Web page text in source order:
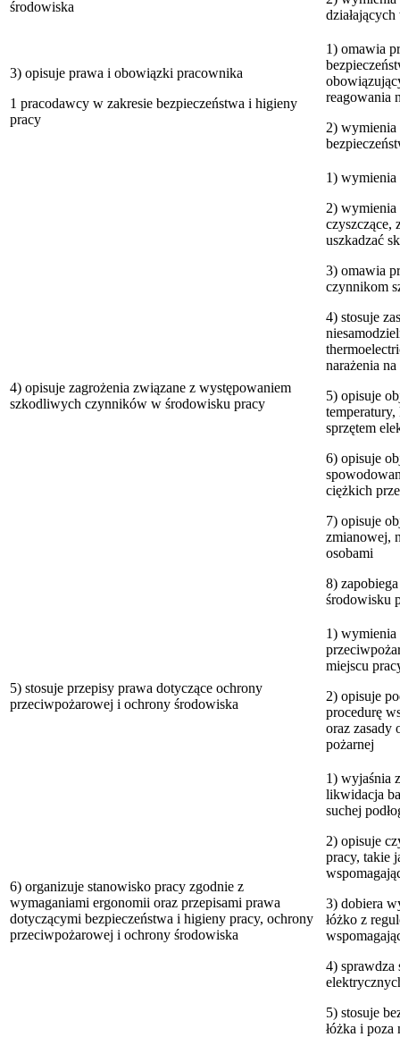
środowiska
3) opisuje prawa i obowiązki pracownika
1 pracodawcy w zakresie bezpieczeństwa i higieny
pracy
1) omawia
reagowania
2) wymienia
4) opisuje zagrożenia związane z występowaniem
szkodliwych czynników w środowisku pracy
1)
2) wymienia
czyszczące,
uszkadzać
3) omawia
czynnikom
4) stosuje
narażenia
5) opisuje
sprzętem
6) opisuje
ciężkich
7) opisuje
zmianowej,
osobami
8)
środowisku
5) stosuje przepisy prawa dotyczące ochrony
przeciwpożarowej i ochrony środowiska
1)
miejscu
2) opisuje
procedurę
oraz zasady
pożarnej
6) organizuje stanowisko pracy zgodnie z
wymaganiami ergonomii oraz przepisami prawa
dotyczącymi bezpieczeństwa i higieny pracy, ochrony
przeciwpożarowej i ochrony środowiska
1) wyjaśnia
likwidacja
suchej
2) opisuje
pracy, takie
3) dobiera
łóżko z
4) sprawdza
5) stosuje
łóżka i